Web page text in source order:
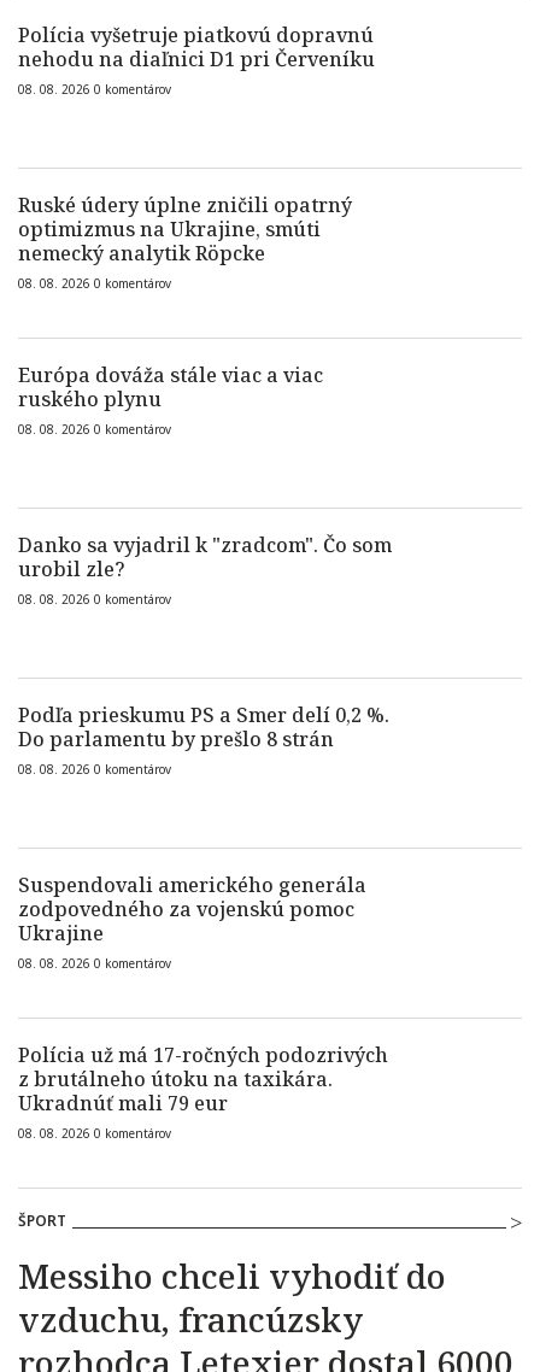
Polícia vyšetruje piatkovú dopravnú
nehodu na diaľnici D1 pri Červeníku
08. 08. 2026 0 komentárov
Ruské údery úplne zničili opatrný
optimizmus na Ukrajine, smúti
nemecký analytik Röpcke
08. 08. 2026 0 komentárov
Európa dováža stále viac a viac
ruského plynu
08. 08. 2026 0 komentárov
Danko sa vyjadril k "zradcom". Čo som
urobil zle?
08. 08. 2026 0 komentárov
Podľa prieskumu PS a Smer delí 0,2 %.
Do parlamentu by prešlo 8 strán
08. 08. 2026 0 komentárov
Suspendovali amerického generála
zodpovedného za vojenskú pomoc
Ukrajine
08. 08. 2026 0 komentárov
Polícia už má 17-ročných podozrivých
z brutálneho útoku na taxikára.
Ukradnúť mali 79 eur
08. 08. 2026 0 komentárov
ŠPORT